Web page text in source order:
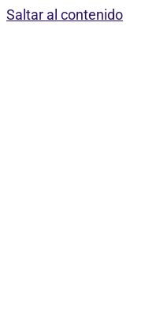
Saltar al contenido